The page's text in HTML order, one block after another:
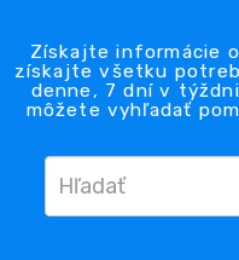
Získajte informácie o
získajte všetku
denne, 7 dní v
môžete vyhľadať